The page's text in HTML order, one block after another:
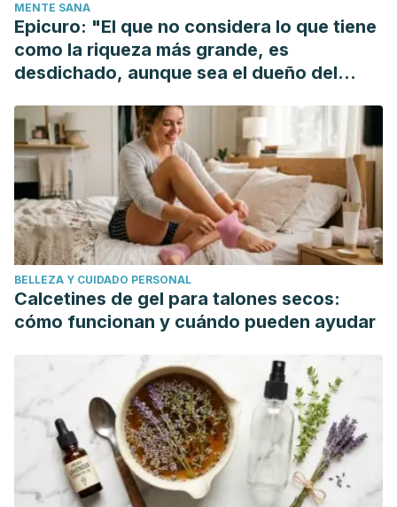
MENTE SANA
Epicuro: "El que no considera lo que tiene
como la riqueza más grande, es
desdichado, aunque sea el dueño del
BELLEZA Y CUIDADO PERSONAL
Calcetines de gel para talones secos:
cómo funcionan y cuándo pueden ayudar